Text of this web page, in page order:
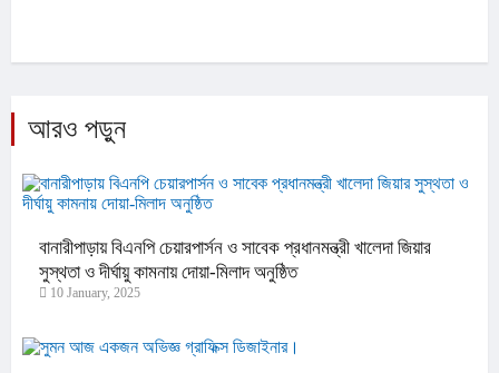
আরও পড়ুন
বানারীপাড়ায় বিএনপি চেয়ারপার্সন ও সাবেক প্রধানমন্ত্রী খালেদা জিয়ার
সুস্থতা ও দীর্ঘায়ু কামনায় দোয়া-মিলাদ অনুষ্ঠিত
10 January, 2025